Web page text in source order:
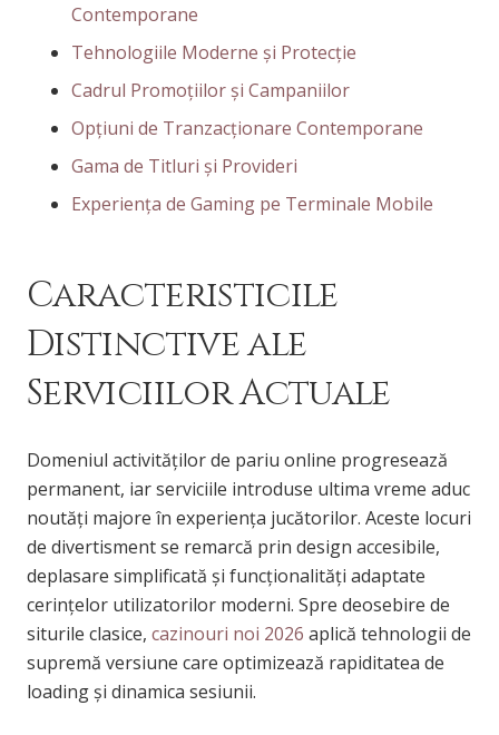
Contemporane
Tehnologiile Moderne și Protecție
Cadrul Promoțiilor și Campaniilor
Opțiuni de Tranzacționare Contemporane
Gama de Titluri și Provideri
Experiența de Gaming pe Terminale Mobile
Caracteristicile
Distinctive ale
Serviciilor Actuale
Domeniul activităților de pariu online progresează
permanent, iar serviciile introduse ultima vreme aduc
noutăți majore în experiența jucătorilor. Aceste locuri
de divertisment se remarcă prin design accesibile,
deplasare simplificată și funcționalități adaptate
cerințelor utilizatorilor moderni. Spre deosebire de
siturile clasice, cazinouri noi 2026 aplică tehnologii de
supremă versiune care optimizează rapiditatea de
loading și dinamica sesiunii.